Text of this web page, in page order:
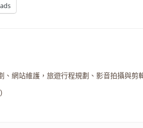
、網站維護，旅遊行程規劃、影音拍攝與剪
)